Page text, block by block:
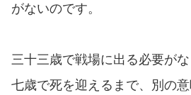
がないのです。
三十三歳で戦場に出る必要が
七歳で死を迎えるまで、別の